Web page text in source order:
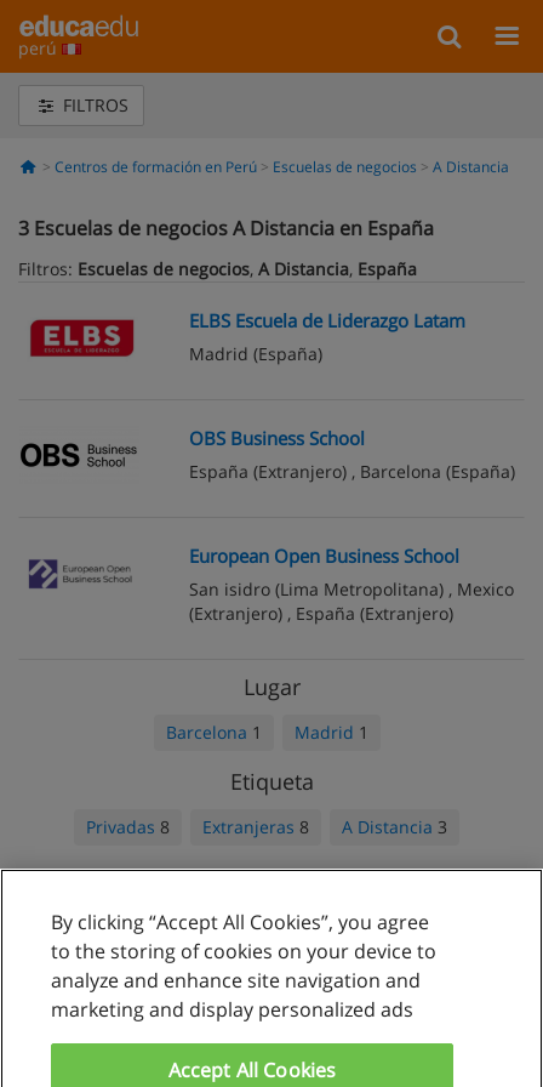
perú
FILTROS
Centros de formación en Perú Escuelas de negocios A Distancia
3 Escuelas de negocios A Distancia en España
Filtros: Escuelas de negocios, A Distancia, España
ELBS Escuela de Liderazgo Latam
Madrid (España)
OBS Business School
España (Extranjero) , Barcelona (España)
European Open Business School
San isidro (Lima Metropolitana) , Mexico
(Extranjero) , España (Extranjero)
Lugar
Barcelona 1 Madrid 1
Etiqueta
Privadas 8 Extranjeras 8 A Distancia 3
Reglas de uso
Privacidad de datos
By clicking “Accept All Cookies”, you agree
to the storing of cookies on your device to
analyze and enhance site navigation and
marketing and display personalized ads
Accept All Cookies